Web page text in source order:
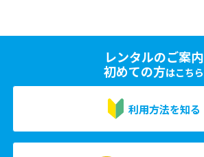
レンタルのご案内
初めての方はこちら
利用方法を知る